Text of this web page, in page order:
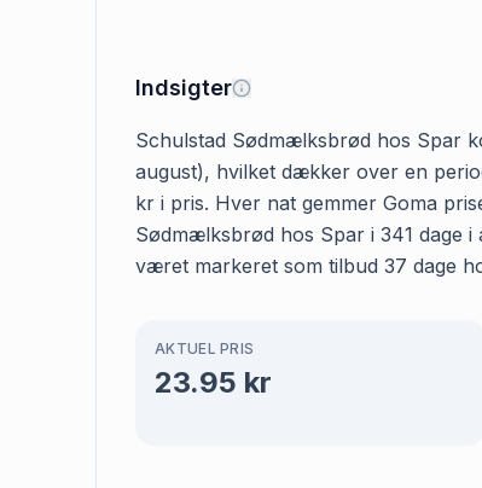
Indsigter
Schulstad Sødmælksbrød hos Spar
august), hvilket dækker over en
kr i pris. Hver nat gemmer Goma
Sødmælksbrød hos Spar i 341 dage
været markeret som tilbud 37 dage
AKTUEL PRIS
23.95 kr